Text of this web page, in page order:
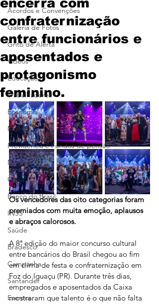
Acordos e Convenções
Galeria de Fotos
Grito de Alerta
Vídeos
Educação
Trabalhadores
Economia
Mulher
Previdência e Fundos de pensão
Notícias
Caixa
Banco do Brasil
INSS
Saúde
Bradesco
Campanha
Santander
Eventos
confraternização
entre funcionários e
aposentados e
protagonismo
feminino.
Os vencedores das oito categorias foram
premiados com muita emoção, aplausos
e abraços calorosos.
A 8ª edição do maior concurso cultural
entre bancários do Brasil chegou ao fim
em clima de festa e confraternização em
Foz do Iguaçu (PR). Durante três dias,
empregados e aposentados da Caixa
mostraram que talento é o que não falta